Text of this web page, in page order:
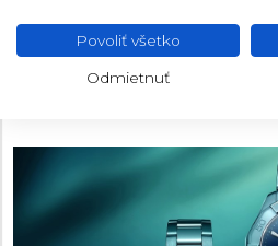
číselníkov, použitých
aj radu veľkostí. Modely
majú vodotesnosť do
sú hodinky s quartzovým
pohonom alebo mechanické s
náťahom. Modely Aquaracer
dispozícii s oceľovými alebo
Zobraziť viac
Povoliť všetko
Odmietnuť